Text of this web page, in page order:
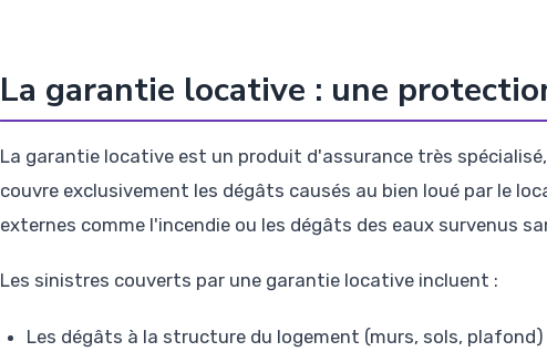
La garantie locative : une
La garantie locative est un produit d'assurance très
couvre exclusivement les dégâts causés au bien loué par le
externes comme l'incendie ou les dégâts des eaux survenus
Les sinistres couverts par une garantie locative incluent :
Les dégâts à la structure du logement (murs, sols,